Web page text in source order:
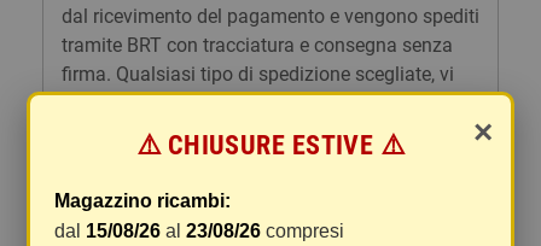
dal ricevimento del pagamento e vengono spediti
tramite BRT con tracciatura e consegna senza
firma. Qualsiasi tipo di spedizione scegliate, vi
forniremo un link per tracciare il vostro pacco
gestione e imballaggio e le spese postali. I costi
di gestione sono fissi, mentre i costi di trasporto
×
⚠️ CHIUSURE ESTIVE ⚠️
Magazzino ricambi:
dal 15/08/26 al23/08/26 compresi